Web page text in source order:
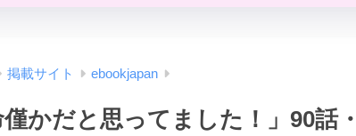
掲載サイト ebookjapan
僅かだと思ってました！」90話